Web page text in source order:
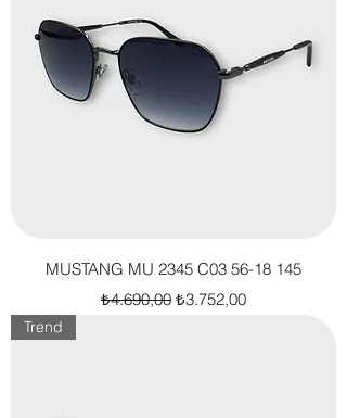
MUSTANG MU 2345 C03 56-18 145
Normal Fiyat
₺4.690,00 İndirimli Fiyat
₺3.752,00
Trend